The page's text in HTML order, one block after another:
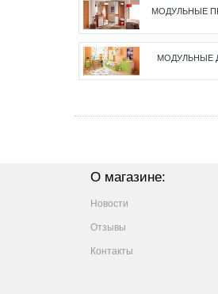
МОДУЛЬНЫЕ
МОДУЛЬНЫЕ
О магазине:
Новости
Отзывы
Контакты